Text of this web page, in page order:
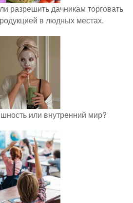
разрешить дачникам торговать
в людных местах.
или внутренний мир?